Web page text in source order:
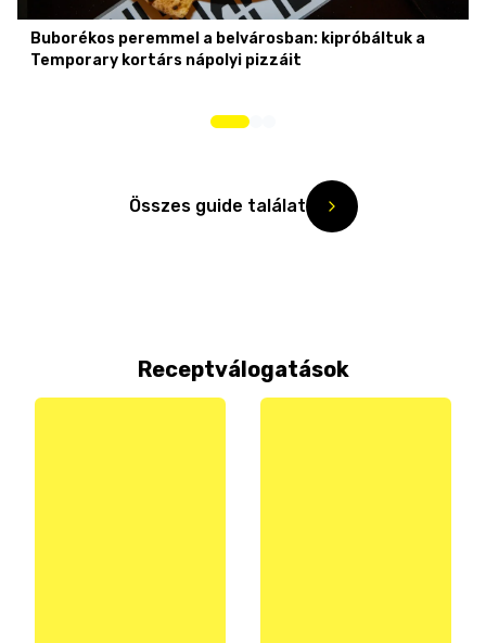
Buborékos peremmel a belvárosban: kipróbáltuk a
Temporary kortárs nápolyi pizzáit
Összes guide találat
Receptválogatások